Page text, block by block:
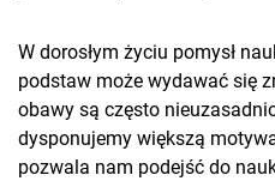
W dorosłym życiu pomysł
podstaw może wydawać się
obawy są często
dysponujemy większą
pozwala nam podejść do